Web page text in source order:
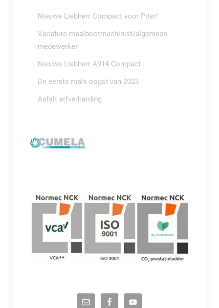
Nieuwe Liebherr Compact voor Piter!
Vacature maaibootmachinist/algemeen
medewerker
Nieuwe Liebherr A914 Compact
De eerste maïs oogst van 2023
Asfalt erfverharding